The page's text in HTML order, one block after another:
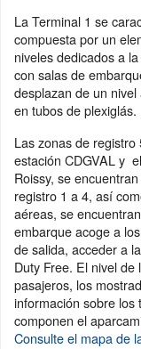
La Terminal 1 se
compuesta por un
niveles dedicados a
con salas de
desplazan de un
en tubos de plexiglás.
Las zonas de
estación CDGVAL y
Roissy, se
registro 1 a 4, así
aéreas, se
embarque acoge a
de salida, acceder a
Duty Free. El nivel
pasajeros, los
información sobre los
componen el
Consulte el mapa de